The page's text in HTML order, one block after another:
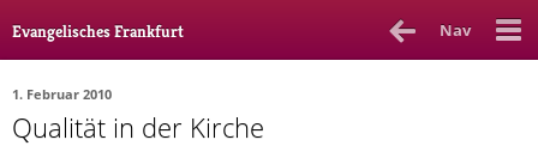
Evangelisches Frankfurt Nav
Rubrik Ausgabe Autor_in
1. Februar 2010
Qualität in der Kirche